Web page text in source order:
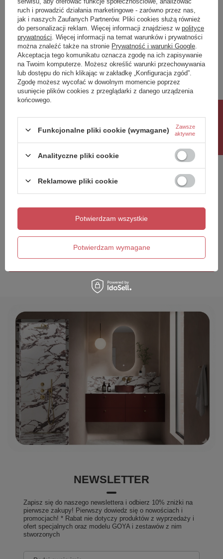
Napisz swoją opinię
Twoja ocena:
5/5
Treść twojej opinii
Dodaj własne zdjęcie produktu:
Wyślij opinię
NEWSLETTER
Zapisz się do naszego newslettera i odbierz 10% zniżki na
pierwsze zakupy! Pierwszy dowiedz się o nowościach i
promocjach! * Rabat nie dotyczy produktów z wyprzedaży i
ofert specjalnych oraz modelu GOYA i zestawów z nim
stworzonych
ruch i prowadzić działania marketingowe - zarówno przez nas,
jak i naszych Zaufanych Partnerów. Pliki cookies służą również
do personalizacji reklam. Więcej informacji znajdziesz w polityce
prywatności . Więcej informacji na temat warunków i prywatności
można znaleźć także na stronie Prywatność i warunki Google
Akceptacja tego komunikatu oznacza zgodę na ich zapisywanie
na Twoim komputerze. Możesz określić warunki przechowywania
lub dostępu do nich klikając w zakładkę „Konfiguracja zgód”.
Zgodę możesz wycofać w dowolnym momencie poprzez
usunięcie plików cookies z przeglądarki z danego urządzenia
końcowego.
Funkcjonalne pliki cookie (wymagane) Zawsze
aktywne
Analityczne pliki cookie
Reklamowe pliki cookie
Potwierdzam wymagane
Potwierdzam wszystkie